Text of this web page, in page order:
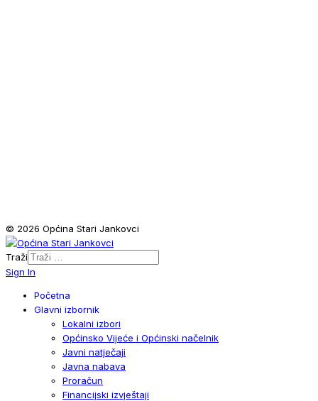
© 2026 Općina Stari Jankovci
Traži
Sign In
Početna
Glavni izbornik
Lokalni izbori
Općinsko Vijeće i Općinski načelnik
Javni natječaji
Javna nabava
Proračun
Financijski izvještaji